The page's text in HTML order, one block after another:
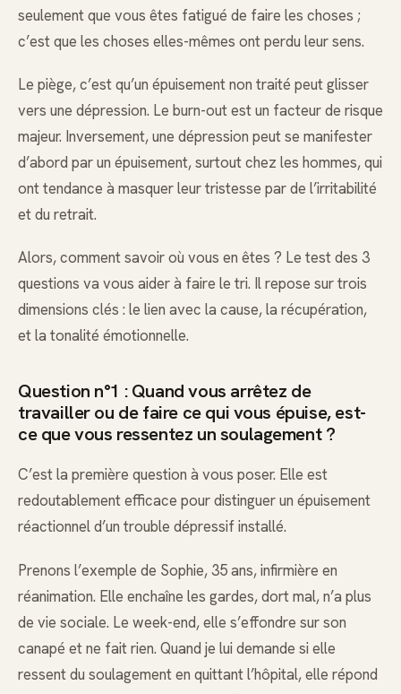
seulement que vous êtes fatigué de faire les choses ;
c’est que les choses elles-mêmes ont perdu leur sens.
Le piège, c’est qu’un épuisement non traité peut glisser
vers une dépression. Le burn-out est un facteur de risque
majeur. Inversement, une dépression peut se manifester
d’abord par un épuisement, surtout chez les hommes, qui
ont tendance à masquer leur tristesse par de l’irritabilité
et du retrait.
Alors, comment savoir où vous en êtes ? Le test des 3
questions va vous aider à faire le tri. Il repose sur trois
dimensions clés : le lien avec la cause, la récupération,
et la tonalité émotionnelle.
Question n°1 : Quand vous arrêtez de
travailler ou de faire ce qui vous épuise, est-
ce que vous ressentez un soulagement ?
C’est la première question à vous poser. Elle est
redoutablement efficace pour distinguer un épuisement
réactionnel d’un trouble dépressif installé.
Prenons l’exemple de Sophie, 35 ans, infirmière en
réanimation. Elle enchaîne les gardes, dort mal, n’a plus
de vie sociale. Le week-end, elle s’effondre sur son
canapé et ne fait rien. Quand je lui demande si elle
ressent du soulagement en quittant l’hôpital, elle répond